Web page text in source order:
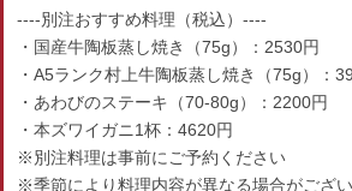
----別注おすすめ料理（税込）----
・国産牛陶板蒸し焼き（75g）：2530円
・A5ランク村上牛陶板蒸し焼き（75g）：
・あわびのステーキ（70-80g）：2200円
・本ズワイガニ1杯：4620円
※別注料理は事前にご予約ください
※季節により料理内容が異なる場合がござ